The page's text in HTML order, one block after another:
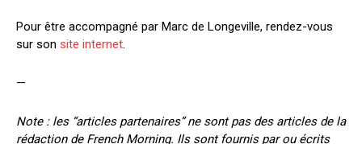
Pour être accompagné par Marc de Longeville, rendez-vous
sur son site internet.
—
Note : les “articles partenaires” ne sont pas des articles de la
rédaction de French Morning. Ils sont fournis par ou écrits